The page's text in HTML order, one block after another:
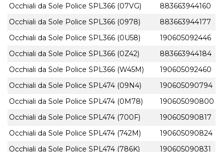
Occhiali da Sole Police SPL366 (07VG)
883663944160
Occhiali da Sole Police SPL366 (0978)
883663944177
Occhiali da Sole Police SPL366 (0U58)
190605092446
Occhiali da Sole Police SPL366 (0Z42)
883663944184
Occhiali da Sole Police SPL366 (W45M)
190605092460
Occhiali da Sole Police SPL474 (09N4)
190605090794
Occhiali da Sole Police SPL474 (0M78)
190605090800
Occhiali da Sole Police SPL474 (700F)
190605090817
Occhiali da Sole Police SPL474 (742M)
190605090824
Occhiali da Sole Police SPL474 (786K)
190605090831